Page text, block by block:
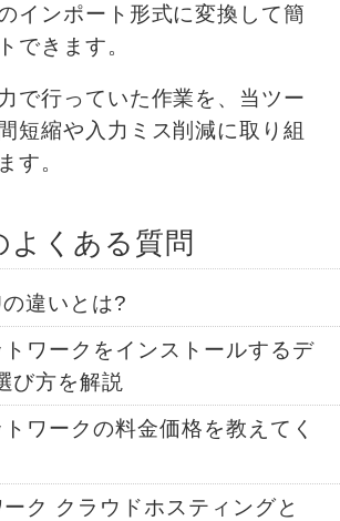
インポート形式に変換して簡
できます。
で行っていた作業を、当ツー
短縮や入力ミス削減に取り組
す。
よくある質問
違いとは?
ワークをインストールするデ
び方を解説
ワークの料金価格を教えてく
ク クラウドホスティングと